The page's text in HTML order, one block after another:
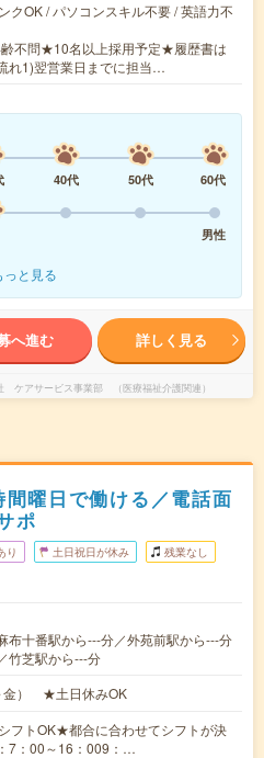
クOK / パソコンスキル不要 / 英語力不
不問★10名以上採用予定★履歴書は
れ1)翌営業日までに担当…
40代 50代
60代
男性
っと見る
へ進む 詳しく見る
ケアサービス事業部 （医療福祉介護関連）
曜日で働ける／電話面
ポ
り 土日祝日が休み 残業なし
布十番駅から---分／外苑前駅から---分
竹芝駅から---分
金） ★土日休みOK
フトOK★都合に合わせてシフトが決
7：00～16：009：…